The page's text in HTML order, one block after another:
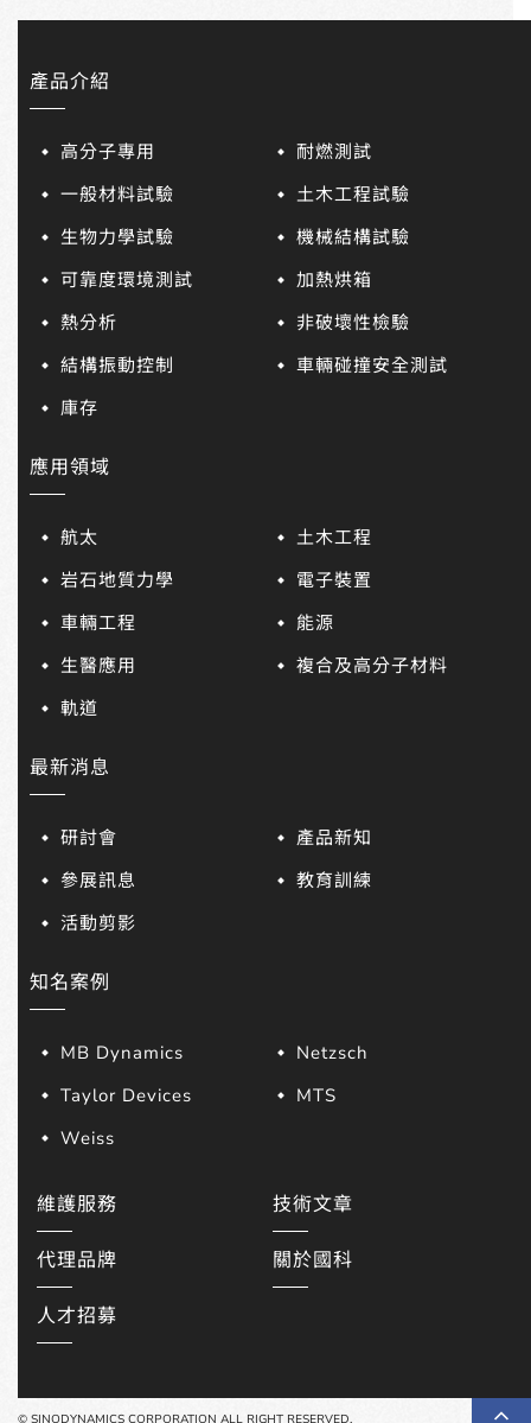
產品介紹
高分子專用
耐燃測試
一般材料試驗
土木工程試驗
生物力學試驗
機械結構試驗
可靠度環境測試
加熱烘箱
熱分析
非破壞性檢驗
結構振動控制
車輛碰撞安全測試
庫存
應用領域
航太
土木工程
岩石地質力學
電子裝置
車輛工程
能源
生醫應用
複合及高分子材料
軌道
最新消息
研討會
產品新知
參展訊息
教育訓練
活動剪影
知名案例
MB Dynamics
Netzsch
Taylor Devices
MTS
Weiss
維護服務 技術文章
代理品牌 關於國科
人才招募